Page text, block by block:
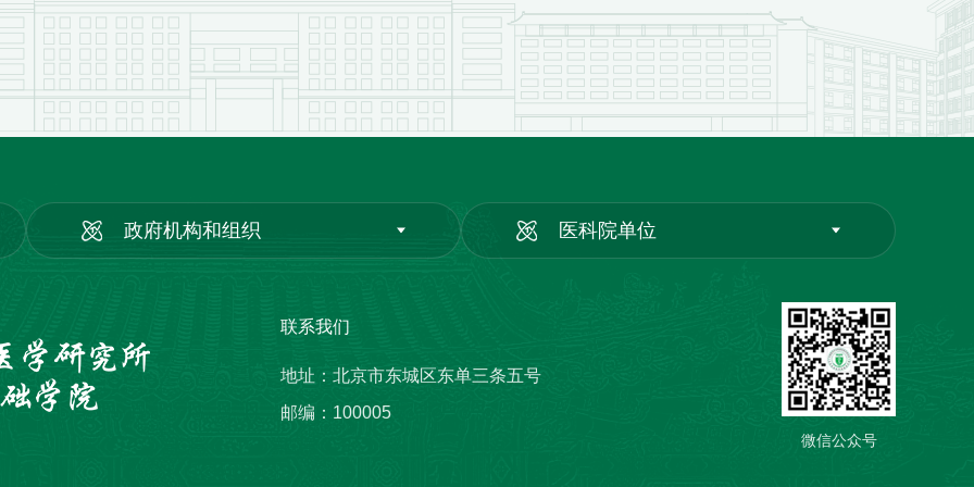
政府机构和组织 医科院单位
联系我们
地址：北京市东城区东单三条五号
邮编：100005
微信公众号